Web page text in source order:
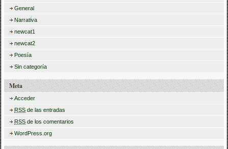
General
Narrativa
newcat1
newcat2
Poesía
Sin categoría
Meta
Acceder
RSS de las entradas
RSS de los comentarios
WordPress.org